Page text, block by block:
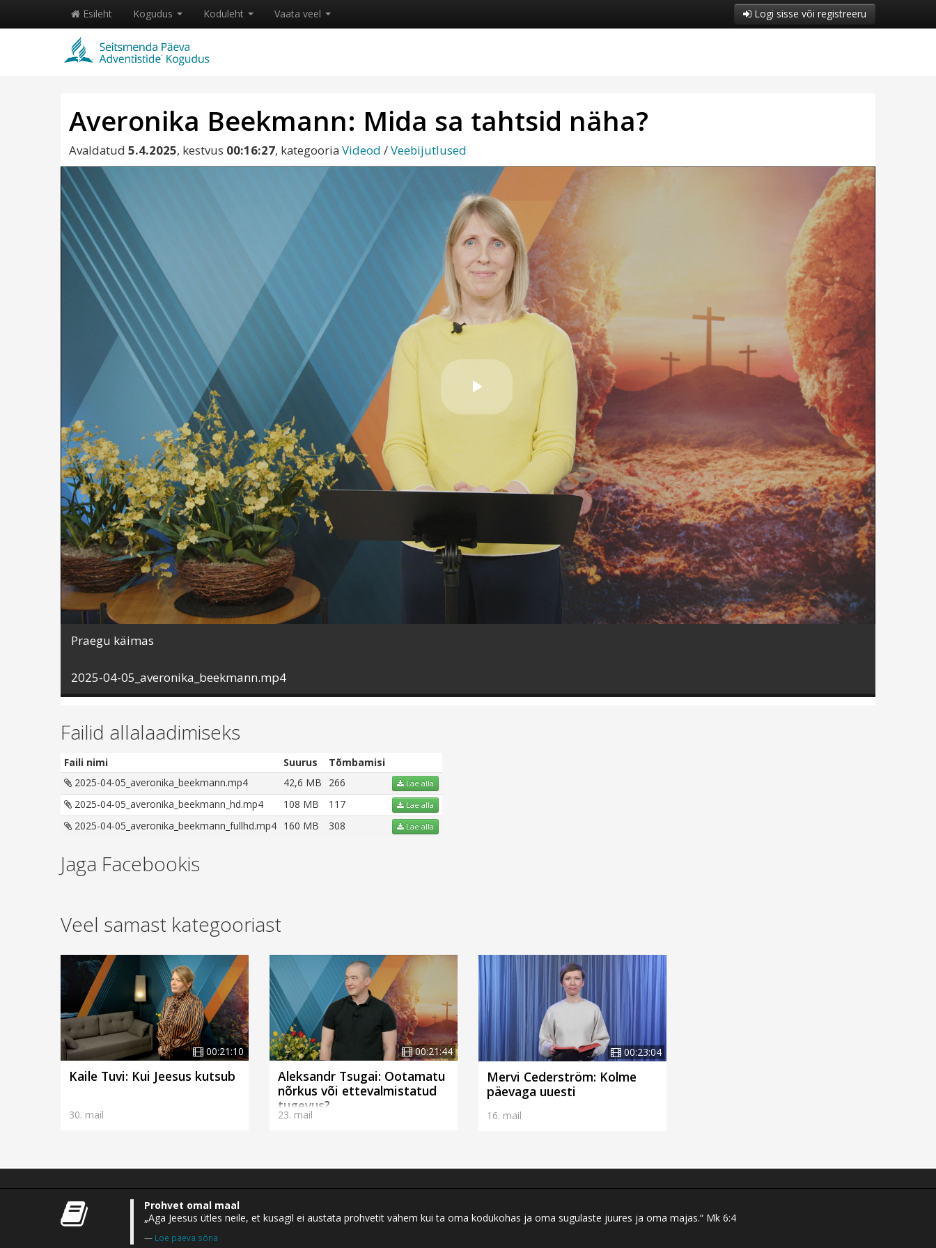
Esileht Kogudus Koduleht Vaata veel Logi sisse või registreeru
Averonika Beekmann: Mida sa tahtsid näha?
Avaldatud 5.4.2025, kestvus 00:16:27, kategooria Videod /Veebijutlused
Esita
video
Praegu käimas
2025-04-05_averonika_beekmann.mp4
Failid allalaadimiseks
Faili nimi Suurus
Tõmbamisi
2025-04-05_averonika_beekmann.mp4
42,6 MB 266 Lae alla
2025-04-05_averonika_beekmann_hd.mp4 108 MB 117 Lae alla
2025-04-05_averonika_beekmann_fullhd.mp4 160 MB 308 Lae alla
Jaga Facebookis
Veel samast kategooriast
00:21:10
Kaile Tuvi: Kui Jeesus kutsub
30. mail
00:21:44
Aleksandr Tsugai: Ootamatu
nõrkus või ettevalmistatud
tugevus?
23. mail
00:23:04
Mervi Cederström: Kolme
päevaga uuesti
16. mail
Prohvet omal maal
„Aga Jeesus ütles neile, et kusagil ei austata prohvetit vähem kui ta oma kodukohas ja oma sugulaste juures ja oma majas.“ Mk 6:4
Loe päeva sõna